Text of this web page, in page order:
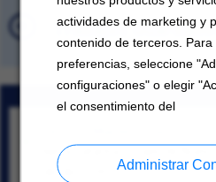
actividades de marketing y
contenido de terceros.
preferencias, seleccione
configuraciones" o elegir
el consentimiento del
Administrar
Trabajos
Santa Catarina, Estado de
08/08/2026